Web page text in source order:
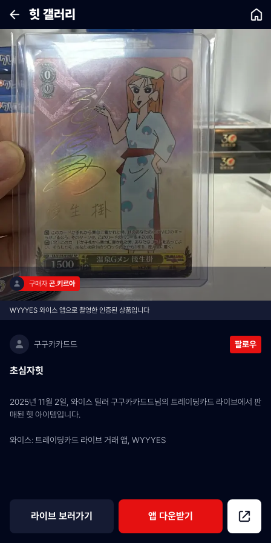
힛 갤러리
구매자 곤.키르아
WYYYES 와이스 앱으로 촬영한 인증된 상품입니다
구구카카드드 팔로우
초심자힛
2025년 11월 2일, 와이스 딜러 구구카카드드님의 트레이딩카드 라이브에서 판
매된 힛 아이템입니다.
와이스: 트레이딩카드 라이브 거래 앱, WYYYES
라이브 보러가기 앱 다운받기